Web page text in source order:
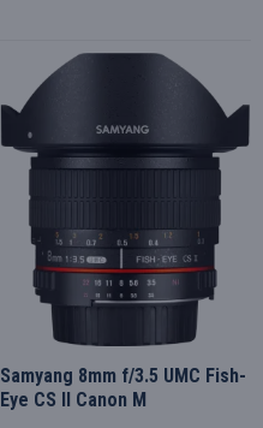
Samyang 8mm f/3.5 UMC Fish-
Eye CS II Canon M